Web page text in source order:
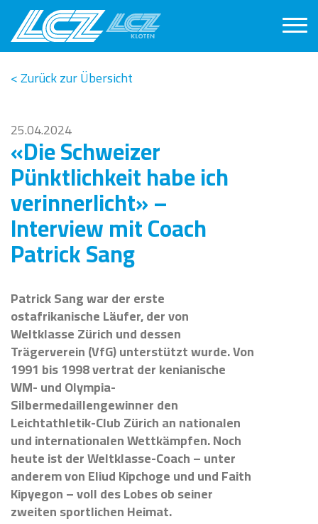
< Zurück zur Übersicht
25.04.2024
«Die Schweizer
Pünktlichkeit habe ich
verinnerlicht» –
Interview mit Coach
Patrick Sang
Patrick Sang war der erste
ostafrikanische Läufer, der von
Weltklasse Zürich und dessen
Trägerverein (VfG) unterstützt wurde. Von
1991 bis 1998 vertrat der kenianische
WM- und Olympia-
Silbermedaillengewinner den
Leichtathletik-Club Zürich an nationalen
und internationalen Wettkämpfen. Noch
heute ist der Weltklasse-Coach – unter
anderem von Eliud Kipchoge und und Faith
Kipyegon – voll des Lobes ob seiner
zweiten sportlichen Heimat.